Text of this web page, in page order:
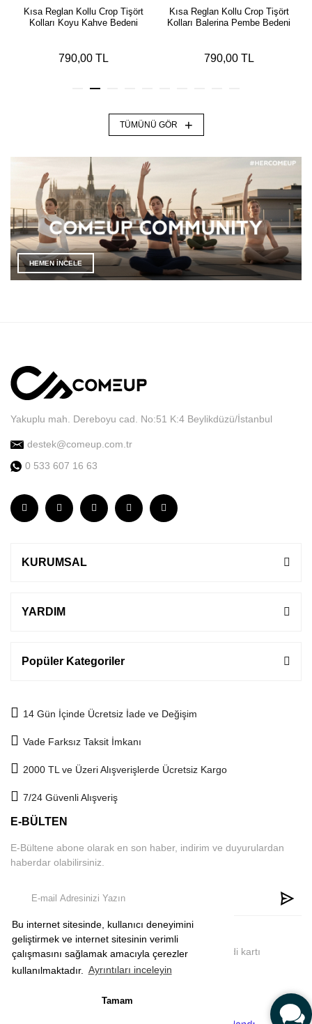
Bu internet sitesinde, kullanıcı deneyimini
geliştirmek ve internet sitesinin verimli
çalışmasını sağlamak amacıyla çerezler
kullanılmaktadır.
Ayrıntıları inceleyin
Tamam
Kısa Reglan Kollu Crop Tişört
Kolları Koyu Kahve Bedeni
790,00 TL
Kısa Reglan Kollu Crop Tişört
Kolları Balerina Pembe Bedeni
790,00 TL
TÜMÜNÜ GÖR +
HEMEN İNCELE
Yakuplu mah. Dereboyu cad. No:51 K:4 Beylikdüzü/İstanbul
destek@comeup.com.tr
0 533 607 16 63
KURUMSAL
YARDIM
Popüler Kategoriler
14 Gün İçinde Ücretsiz İade ve Değişim
Vade Farksız Taksit İmkanı
2000 TL ve Üzeri Alışverişlerde Ücretsiz Kargo
7/24 Güvenli Alışveriş
E-BÜLTEN
E-Bültene abone olarak en son haber, indirim ve duyurulardan
haberdar olabilirsiniz.
2019 © comeup.com.tr | Tüm Hakları Saklıdır. Kredi kartı
bilgileriniz 256Bit SSL sertifikası ile korunmaktadır.